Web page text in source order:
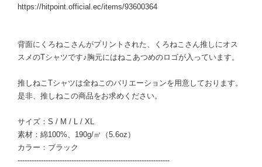
https://hitpoint.official.ec/items/93600364
背面にくろねこさんがプリントされた、くろねこさん推しにオス
スメのTシャツです♪胸元にはねこあつめのロゴが入っています。
推しねこTシャツは全ねこのバリエーションを用意しております。
是非、推しねこの商品をお求めください。
サイズ：S / M / L / XL
素材：綿100%、190g/㎡（5.6oz）
カラー：ブラック
-----------------------------------------------------------------